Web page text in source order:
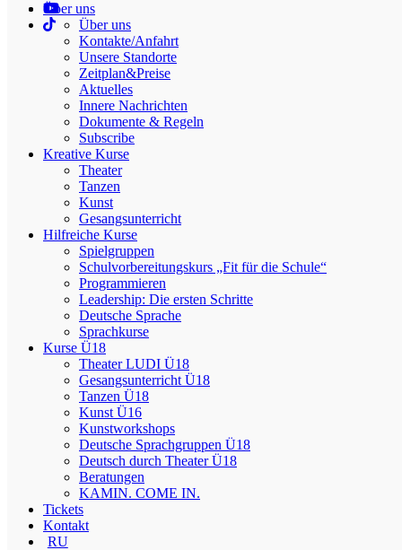
Modellierton
Über uns
Über uns
Kontakte/Anfahrt
Unsere Standorte
Zeitplan&Preise
Aktuelles
Innere Nachrichten
Dokumente & Regeln
Subscribe
Kreative Kurse
Theater
Tanzen
Kunst
Gesangsunterricht
Hilfreiche Kurse
Spielgruppen
Schulvorbereitungskurs „Fit für die Schule“
Programmieren
Leadership: Die ersten Schritte
Deutsche Sprache
Sprachkurse
Kurse Ü18
Theater LUDI Ü18
Gesangsunterricht Ü18
Tanzen Ü18
Kunst Ü16
Kunstworkshops
Deutsche Sprachgruppen Ü18
Deutsch durch Theater Ü18
Beratungen
KAMIN. COME IN.
Tickets
Kontakt
RU
Am 7. Dezember 2025 um 15:00 Uhr
laden wir Sie zum Weihnachtsmarkt auf
der Tiefburg Handschuhsheim ein!
adminAm17.10.2025
Unser Verein präsentiert zwei Tanzeinlagen, eine
Theaterkomposition aus dem Stück „Der blaue Vogel“ und zwei
Gesangseinlagen.
Dossenheimer Landstraße 6
Handschuhsheim
69121 Heidelberg
Deutschland
Beitragsnavigation
Wir laden Sie herzlich zum Theaterstück “Der Blaue Vogel” am
13.12.2025 ein.
Wir laden Sie herzlich zum Theaterstück „Жили-были“ (rus. „Es
war einmal…“) am 14.12.2025 ein.
Suchen nach:
Recent Posts